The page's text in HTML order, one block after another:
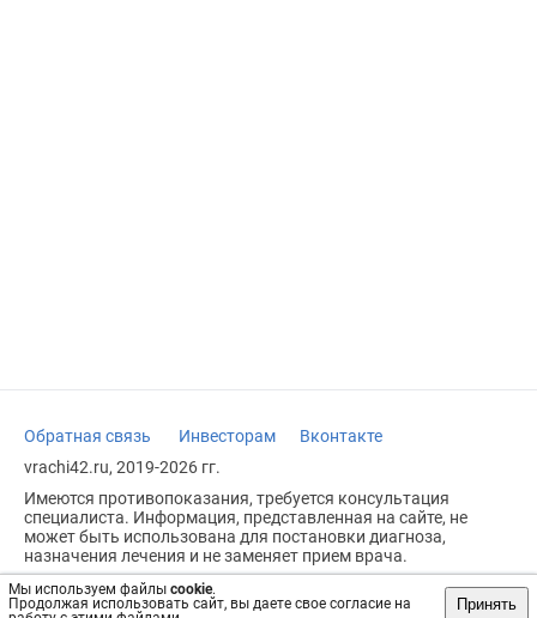
Мы используем файлы cookie.
Продолжая использовать сайт, вы даете свое согласие на
Принять
Обратная связь Инвесторам
Вконтакте
vrachi42.ru, 2019-2026 гг.
Имеются противопоказания, требуется консультация
специалиста. Информация, представленная на сайте, не
может быть использована для постановки диагноза,
назначения лечения и не заменяет прием врача.
Возрастное ограничение: 18+